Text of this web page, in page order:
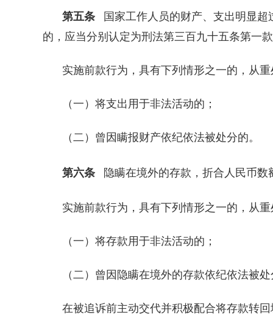
第五条
国家工作人员的财产、支出明显
的，应当分别认定为刑法第三百九十五条第一
实施前款行为，具有下列情形之一的，从
（一）将支出用于非法活动的；
（二）曾因瞒报财产依纪依法被处分的。
第六条 隐瞒在境外的存款，折合人民币
实施前款行为，具有下列情形之一的，从
（一）将存款用于非法活动的；
（二）曾因隐瞒在境外的存款依纪依法被
在被追诉前主动交代并积极配合将存款转